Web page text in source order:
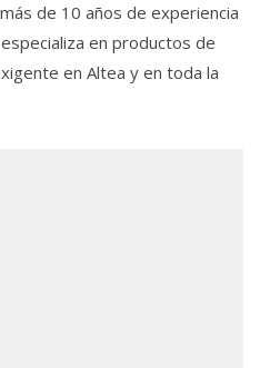
de 10 años de experiencia
en productos de
en Altea y en toda la